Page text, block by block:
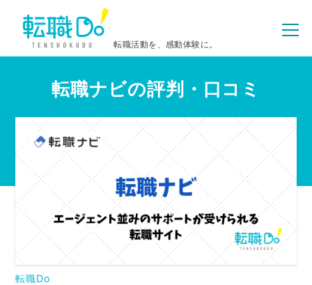
転職活動を、感動体験に。
転職ナビの評判・口コミ
転職Do